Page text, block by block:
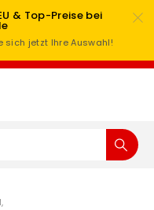
& Top-Preise bei
sich jetzt Ihre Auswahl!
,